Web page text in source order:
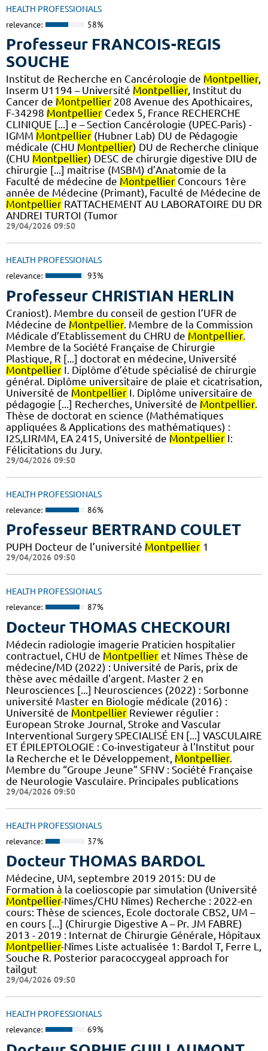
HEALTH PROFESSIONALS
relevance: 58%
Professeur FRANCOIS-REGIS
SOUCHE
Institut de Recherche en Cancérologie de Montpellier,
Inserm U1194 – Université Montpellier, Institut du
Cancer de Montpellier 208 Avenue des Apothicaires,
F-34298 Montpellier Cedex 5, France RECHERCHE
CLINIQUE [...] e – Section Cancérologie (UPEC-Paris) -
IGMM Montpellier (Hubner Lab) DU de Pédagogie
médicale (CHU Montpellier) DU de Recherche clinique
(CHU Montpellier) DESC de chirurgie digestive DIU de
chirurgie [...] maitrise (MSBM) d’Anatomie de la
Faculté de médecine de Montpellier Concours 1ère
année de Médecine (Primant), Faculté de Médecine de
Montpellier RATTACHEMENT AU LABORATOIRE DU DR
ANDREI TURTOI (Tumor
29/04/2026 09:50
HEALTH PROFESSIONALS
relevance: 93%
Professeur CHRISTIAN HERLIN
Craniost). Membre du conseil de gestion l’UFR de
Médecine de Montpellier. Membre de la Commission
Médicale d’Etablissement du CHRU de Montpellier.
Membre de la Société Française de Chirurgie
Plastique, R [...] doctorat en médecine, Université
Montpellier I. Diplôme d’étude spécialisé de chirurgie
général. Diplôme universitaire de plaie et cicatrisation,
Université de Montpellier I. Diplôme universitaire de
pédagogie [...] Recherches, Université de Montpellier.
Thèse de doctorat en science (Mathématiques
appliquées & Applications des mathématiques) :
I2S,LIRMM, EA 2415, Université de Montpellier I:
Félicitations du Jury.
29/04/2026 09:50
HEALTH PROFESSIONALS
relevance: 86%
Professeur BERTRAND COULET
PUPH Docteur de l’université Montpellier 1
29/04/2026 09:50
HEALTH PROFESSIONALS
relevance: 87%
Docteur THOMAS CHECKOURI
Médecin radiologie imagerie Praticien hospitalier
contractuel, CHU de Montpellier et Nîmes Thèse de
médecine/MD (2022) : Université de Paris, prix de
thèse avec médaille d'argent. Master 2 en
Neurosciences [...] Neurosciences (2022) : Sorbonne
université Master en Biologie médicale (2016) :
Université de Montpellier Reviewer régulier :
European Stroke Journal, Stroke and Vascular
Interventional Surgery SPECIALISÉ EN [...] VASCULAIRE
ET ÉPILEPTOLOGIE : Co-investigateur à l'Institut pour
la Recherche et le Développement, Montpellier.
Membre du “Groupe Jeune” SFNV : Société Française
de Neurologie Vasculaire. Principales publications
29/04/2026 09:50
HEALTH PROFESSIONALS
relevance: 37%
Docteur THOMAS BARDOL
Médecine, UM, septembre 2019 2015: DU de
Formation à la coelioscopie par simulation (Université
Montpellier-Nîmes/CHU Nîmes) Recherche : 2022-en
cours: Thèse de sciences, Ecole doctorale CBS2, UM –
en cours [...] (Chirurgie Digestive A – Pr. JM FABRE)
2013 - 2019 : Internat de Chirurgie Générale, Hôpitaux
Montpellier-Nîmes Liste actualisée 1: Bardol T, Ferre L,
Souche R. Posterior paracoccygeal approach for
tailgut
29/04/2026 09:50
HEALTH PROFESSIONALS
relevance: 69%